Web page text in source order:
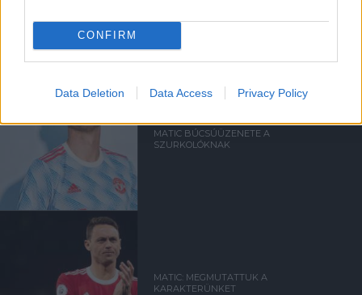
CONFIRM
Data Deletion Data Access Privacy Policy
NEMANJA MATIC
MATIC BÚCSÚÜZENETE A
SZURKOLÓKNAK
MATIC: MEGMUTATTUK A
KARAKTERÜNKET